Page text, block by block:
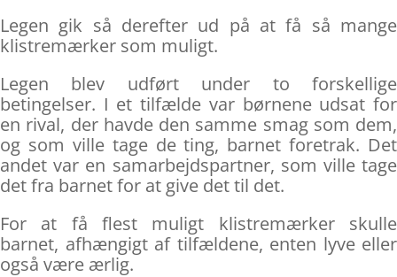
Legen gik så derefter ud på at få så mange
klistremærker som muligt.
Legen blev udført under to forskellige
betingelser. I et tilfælde var børnene udsat for
en rival, der havde den samme smag som dem,
og som ville tage de ting, barnet foretrak. Det
andet var en samarbejdspartner, som ville tage
det fra barnet for at give det til det.
For at få flest muligt klistremærker skulle
barnet, afhængigt af tilfældene, enten lyve eller
også være ærlig.